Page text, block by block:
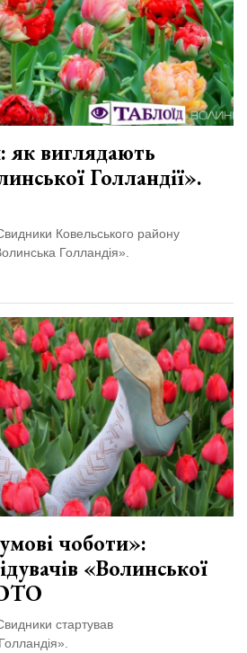
у
як виглядають
Голландії».
Ковельського району
Голландія».
чоботи»:
«Волинської
стартував